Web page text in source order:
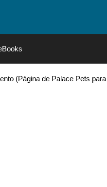
(Página de Palace Pets